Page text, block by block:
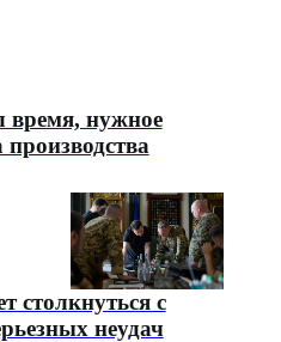
время, нужное
с
неудач